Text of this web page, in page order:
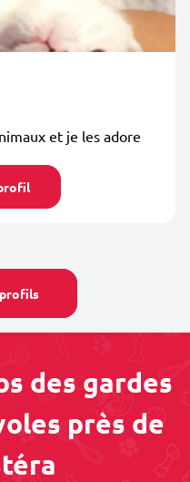
et je les adore
des gardes
près de